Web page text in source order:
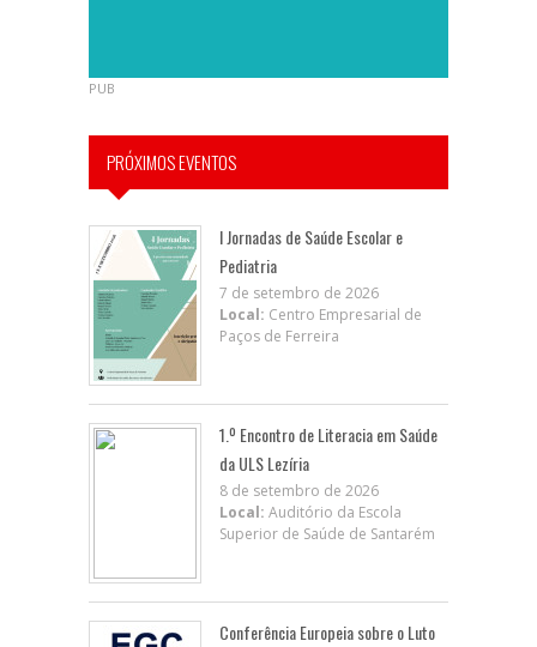
PUB
PRÓXIMOS EVENTOS
I Jornadas de Saúde Escolar e
Pediatria
7 de setembro de 2026
Local: Centro Empresarial de
Paços de Ferreira
1.º Encontro de Literacia em Saúde
da ULS Lezíria
8 de setembro de 2026
Local: Auditório da Escola
Superior de Saúde de Santarém
Conferência Europeia sobre o Luto